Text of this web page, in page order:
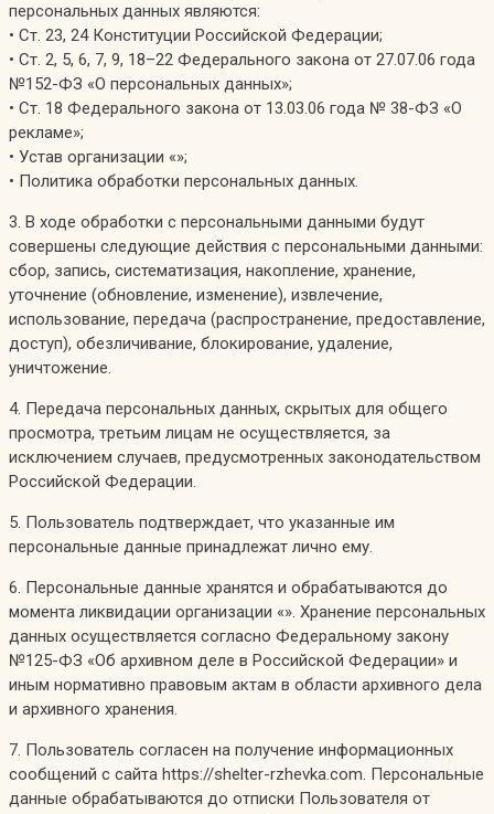
персональных данных являются:
• Ст. 23, 24 Конституции Российской Федерации;
• Ст. 2, 5, 6, 7, 9, 18–22 Федерального закона от 27.07.06 года
№152-ФЗ «О персональных данных»;
• Ст. 18 Федерального закона от 13.03.06 года № 38-ФЗ «О
рекламе»;
• Устав организации «»;
• Политика обработки персональных данных.
3. В ходе обработки с персональными данными будут
совершены следующие действия с персональными данными:
сбор, запись, систематизация, накопление, хранение,
уточнение (обновление, изменение), извлечение,
использование, передача (распространение, предоставление,
доступ), обезличивание, блокирование, удаление,
уничтожение.
4. Передача персональных данных, скрытых для общего
просмотра, третьим лицам не осуществляется, за
исключением случаев, предусмотренных законодательством
Российской Федерации.
5. Пользователь подтверждает, что указанные им
персональные данные принадлежат лично ему.
6. Персональные данные хранятся и обрабатываются до
момента ликвидации организации «». Хранение персональных
данных осуществляется согласно Федеральному закону
№125-ФЗ «Об архивном деле в Российской Федерации» и
иным нормативно правовым актам в области архивного дела
и архивного хранения.
7. Пользователь согласен на получение информационных
сообщений с сайта https://shelter-rzhevka.com. Персональные
данные обрабатываются до отписки Пользователя от